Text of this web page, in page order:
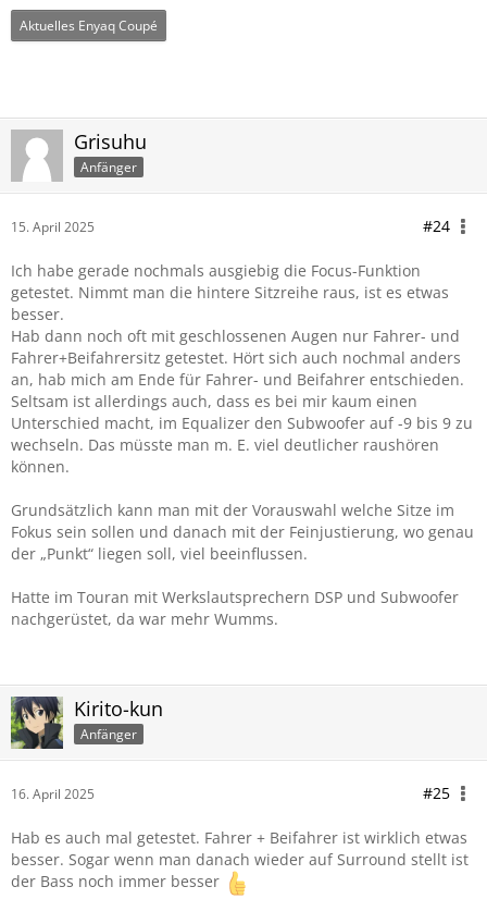
Aktuelles Enyaq Coupé
Grisuhu
Anfänger
15. April 2025 #24
Ich habe gerade nochmals ausgiebig die Focus-Funktion
getestet. Nimmt man die hintere Sitzreihe raus, ist es etwas
besser.
Hab dann noch oft mit geschlossenen Augen nur Fahrer- und
Fahrer+Beifahrersitz getestet. Hört sich auch nochmal anders
an, hab mich am Ende für Fahrer- und Beifahrer entschieden.
Seltsam ist allerdings auch, dass es bei mir kaum einen
Unterschied macht, im Equalizer den Subwoofer auf -9 bis 9 zu
wechseln. Das müsste man m. E. viel deutlicher raushören
können.
Grundsätzlich kann man mit der Vorauswahl welche Sitze im
Fokus sein sollen und danach mit der Feinjustierung, wo genau
der „Punkt“ liegen soll, viel beeinflussen.
Hatte im Touran mit Werkslautsprechern DSP und Subwoofer
nachgerüstet, da war mehr Wumms.
Kirito-kun
Anfänger
16. April 2025 #25
Hab es auch mal getestet. Fahrer + Beifahrer ist wirklich etwas
besser. Sogar wenn man danach wieder auf Surround stellt ist
der Bass noch immer besser